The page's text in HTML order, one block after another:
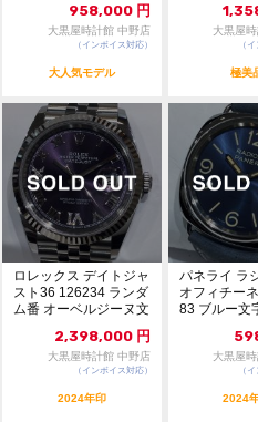
958,000 円
大黒屋時計館 中野店
（インボイス対応）
大人気モデル
大黒屋
（
極美
ロレックス デイトジャ
スト36 126234 ランダ
ム番 オーベルジーヌ文
2,398,000 円
大黒屋時計館 中野店
（インボイス対応）
2024年印
パネライ ラ
オフィチー
83 ブルー文
大黒屋
（
2024